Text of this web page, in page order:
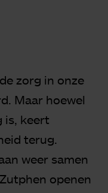
zorg in onze
Maar hoewel
is, keert
terug.
weer samen
openen